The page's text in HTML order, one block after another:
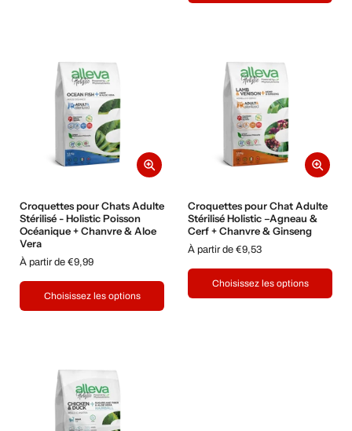
Croquettes pour Chats Adulte
Stérilisé - Holistic Poisson
Océanique + Chanvre & Aloe
Vera
À partir de €9,99
Choisissez les options
Croquettes pour Chat Adulte
Stérilisé Holistic –Agneau &
Cerf + Chanvre & Ginseng
À partir de €9,53
Choisissez les options